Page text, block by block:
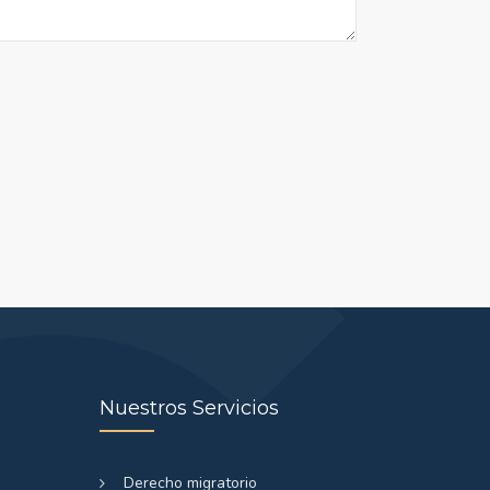
Nuestros Servicios
Derecho migratorio